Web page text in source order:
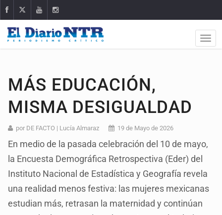
MÁS EDUCACIÓN,
MISMA DESIGUALDAD
por DE FACTO | Lucía Almaraz 19 de Mayo de 2026
En medio de la pasada celebración del 10 de mayo,
la Encuesta Demográfica Retrospectiva (Eder) del
Instituto Nacional de Estadística y Geografía revela
una realidad menos festiva: las mujeres mexicanas
estudian más, retrasan la maternidad y continúan